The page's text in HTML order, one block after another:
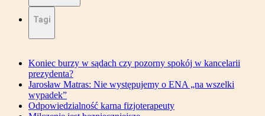
Tagi
Koniec burzy w sądach czy pozorny spokój w kancelarii
prezydenta?
Jarosław Matras: Nie występujemy o ENA „na wszelki
wypadek”
Odpowiedzialność karna fizjoterapeuty